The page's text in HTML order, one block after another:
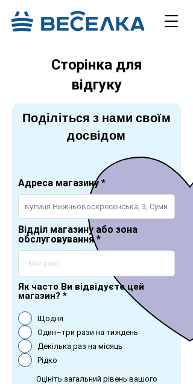
Сторінка для
відгуку
Поділіться з нами своїм
досвідом
Адреса магазину
Відділ магазину або зона
обслуговування
Як часто Ви відвідуєте цей
магазин? *
Щодня
Один–три рази на тиждень
Декілька раз на місяць
Рідко
Оцініть загальний рівень вашого